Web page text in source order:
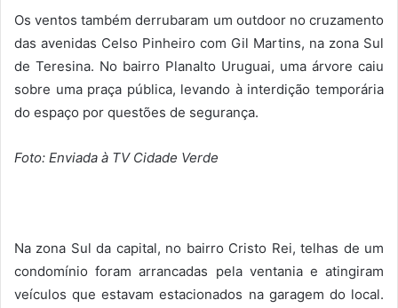
Os ventos também derrubaram um outdoor no cruzamento
das avenidas Celso Pinheiro com Gil Martins, na zona Sul
de Teresina. No bairro Planalto Uruguai, uma árvore caiu
sobre uma praça pública, levando à interdição temporária
do espaço por questões de segurança.
Foto: Enviada à TV Cidade Verde
Na zona Sul da capital, no bairro Cristo Rei, telhas de um
condomínio foram arrancadas pela ventania e atingiram
veículos que estavam estacionados na garagem do local.